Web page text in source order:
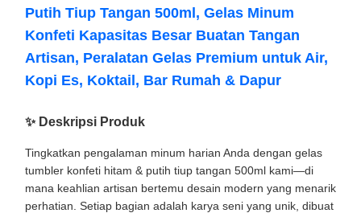
Putih Tiup Tangan 500ml, Gelas Minum
Konfeti Kapasitas Besar Buatan Tangan
Artisan, Peralatan Gelas Premium untuk Air,
Kopi Es, Koktail, Bar Rumah & Dapur
✨ Deskripsi Produk
Tingkatkan pengalaman minum harian Anda dengan gelas
tumbler konfeti hitam & putih tiup tangan 500ml kami—di
mana keahlian artisan bertemu desain modern yang menarik
perhatian. Setiap bagian adalah karya seni yang unik, dibuat